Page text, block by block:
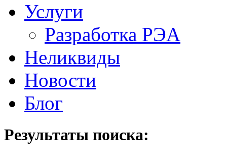
Услуги
Разработка РЭА
Неликвиды
Новости
Блог
Результаты поиска: